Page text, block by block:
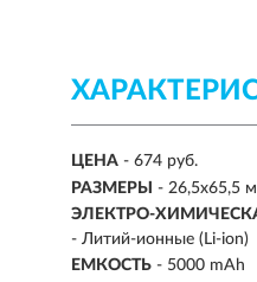
ЦЕНА - 674 руб.
РАЗМЕРЫ
- 26,5х65,5
ЭЛЕКТРО-
- Литий-ионные (Li-ion)
ЕМКОСТЬ - 5000 mAh